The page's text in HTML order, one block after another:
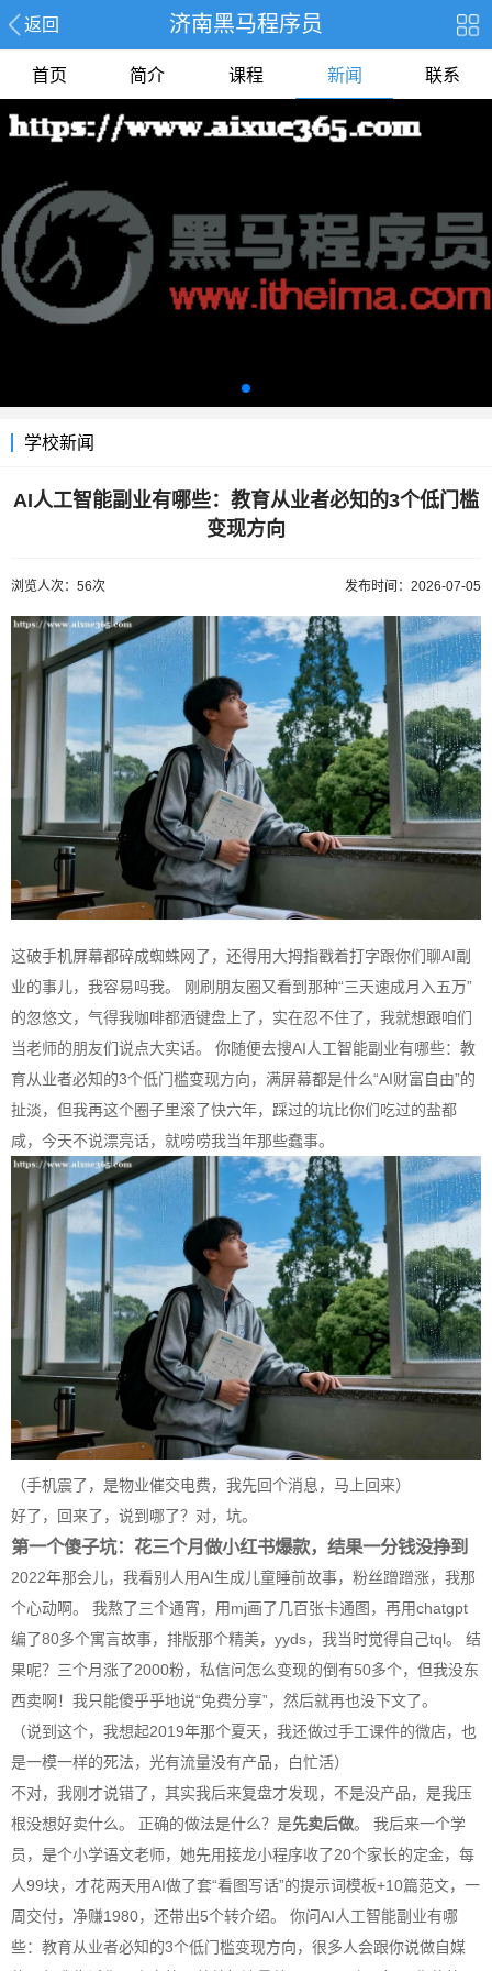
返回 济南黑马程序员
首页 简介 课程 新闻 联系
学校新闻
AI人工智能副业有哪些：教育从业者必知的3个低门槛
变现方向
浏览人次：56次 发布时间：2026-07-05
这破手机屏幕都碎成蜘蛛网了，还得用大拇指戳着打字跟你们聊AI副
业的事儿，我容易吗我。 刚刷朋友圈又看到那种“三天速成月入五万”
的忽悠文，气得我咖啡都洒键盘上了，实在忍不住了，我就想跟咱们
当老师的朋友们说点大实话。 你随便去搜AI人工智能副业有哪些：教
育从业者必知的3个低门槛变现方向，满屏幕都是什么“AI财富自由”的
扯淡，但我再这个圈子里滚了快六年，踩过的坑比你们吃过的盐都
咸，今天不说漂亮话，就唠唠我当年那些蠢事。
（手机震了，是物业催交电费，我先回个消息，马上回来）
好了，回来了，说到哪了？对，坑。
第一个傻子坑：花三个月做小红书爆款，结果一分钱没挣到
2022年那会儿，我看别人用AI生成儿童睡前故事，粉丝蹭蹭涨，我那
个心动啊。 我熬了三个通宵，用mj画了几百张卡通图，再用chatgpt
编了80多个寓言故事，排版那个精美，yyds，我当时觉得自己tql。 结
果呢？三个月涨了2000粉，私信问怎么变现的倒有50多个，但我没东
西卖啊！我只能傻乎乎地说“免费分享”，然后就再也没下文了。
（说到这个，我想起2019年那个夏天，我还做过手工课件的微店，也
是一模一样的死法，光有流量没有产品，白忙活）
不对，我刚才说错了，其实我后来复盘才发现，不是没产品，是我压
根没想好卖什么。 正确的做法是什么？是先卖后做。 我后来一个学
员，是个小学语文老师，她先用接龙小程序收了20个家长的定金，每
人99块，才花两天用AI做了套“看图写话”的提示词模板+10篇范文，一
周交付，净赚1980，还带出5个转介绍。 你问AI人工智能副业有哪
些：教育从业者必知的3个低门槛变现方向，很多人会跟你说做自媒